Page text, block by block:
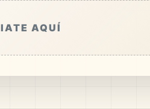
AQUÍ